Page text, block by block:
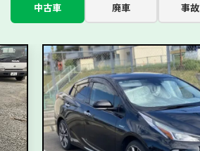
中古車 廃車 事